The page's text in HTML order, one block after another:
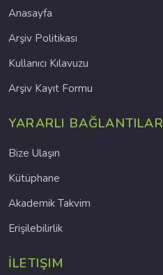
Anasayfa
Arşiv Politikası
Kullanıcı Kılavuzu
Arşiv Kayıt Formu
YARARLI BAĞLANTILAR
Bize Ulaşın
Kütüphane
Akademik Takvim
Erişilebilirlik
İLETIŞIM